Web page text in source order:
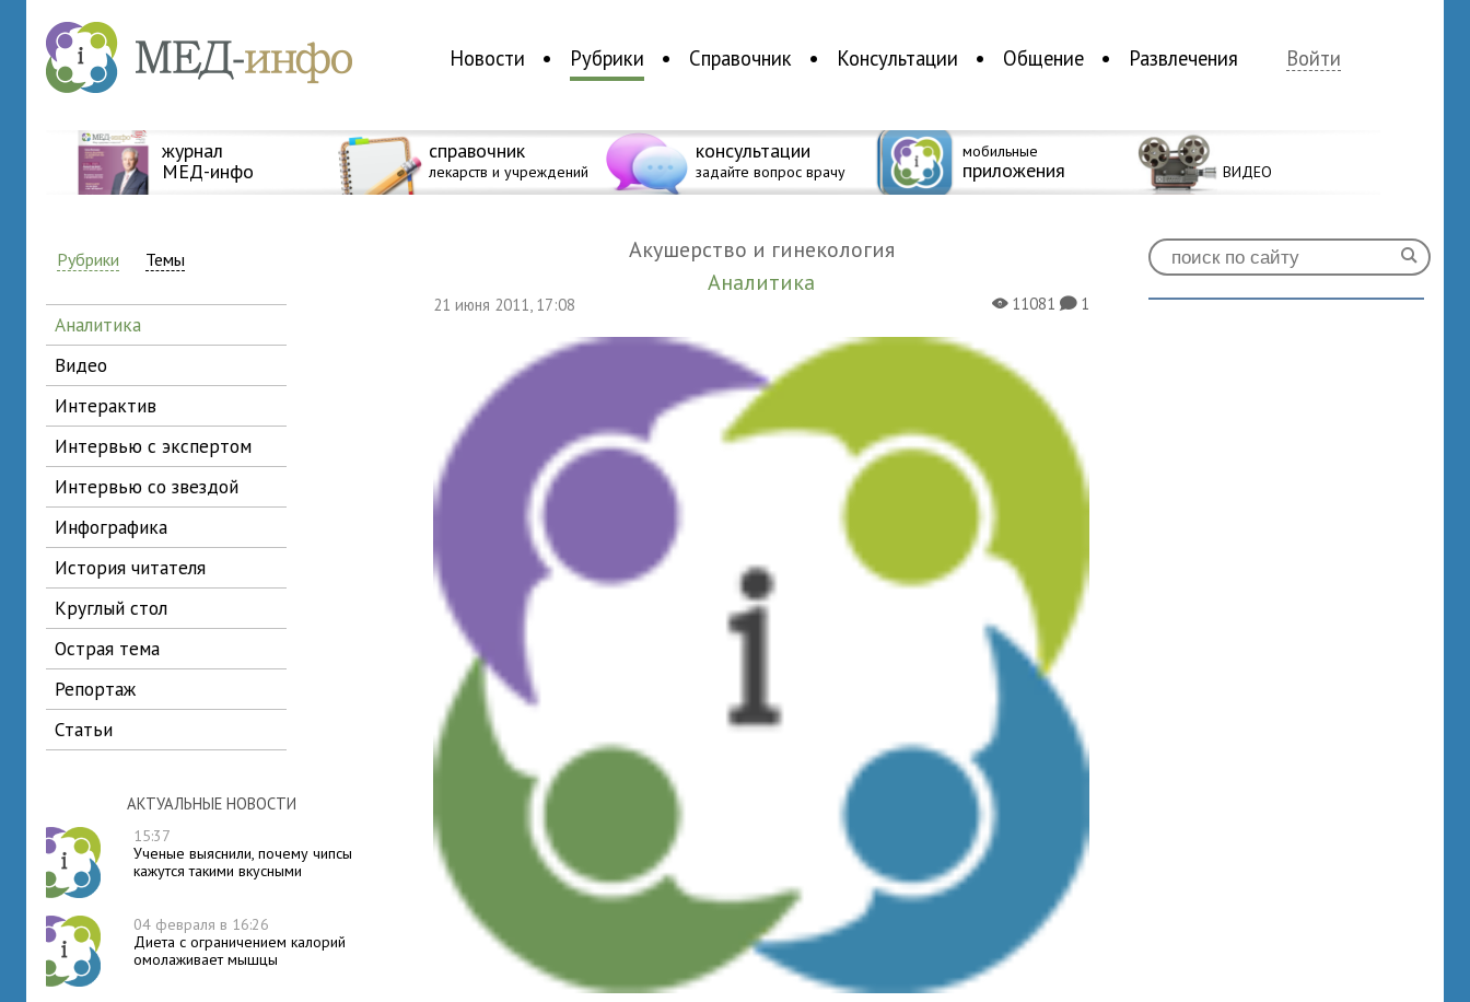
Новости Рубрики Справочник Консультации Общение Развлечения Войти
журнал
МЕД-инфо
справочник
лекарств и учреждений
консультации
задайте вопрос врачу
мобильные
приложения ВИДЕО
Рубрики Темы
аналитика
видео
интерактив
интервью с экспертом
интервью со звездой
инфографика
история читателя
круглый стол
острая тема
репортаж
статьи
АКТУАЛЬНЫЕ НОВОСТИ
15:37
Ученые выяснили, почему чипсы
кажутся такими вкусными
04 февраля в 16:26
Диета с ограничением калорий
омолаживает мышцы
Акушерство и гинекология
Аналитика
21 июня 2011, 17:08 X11081K1